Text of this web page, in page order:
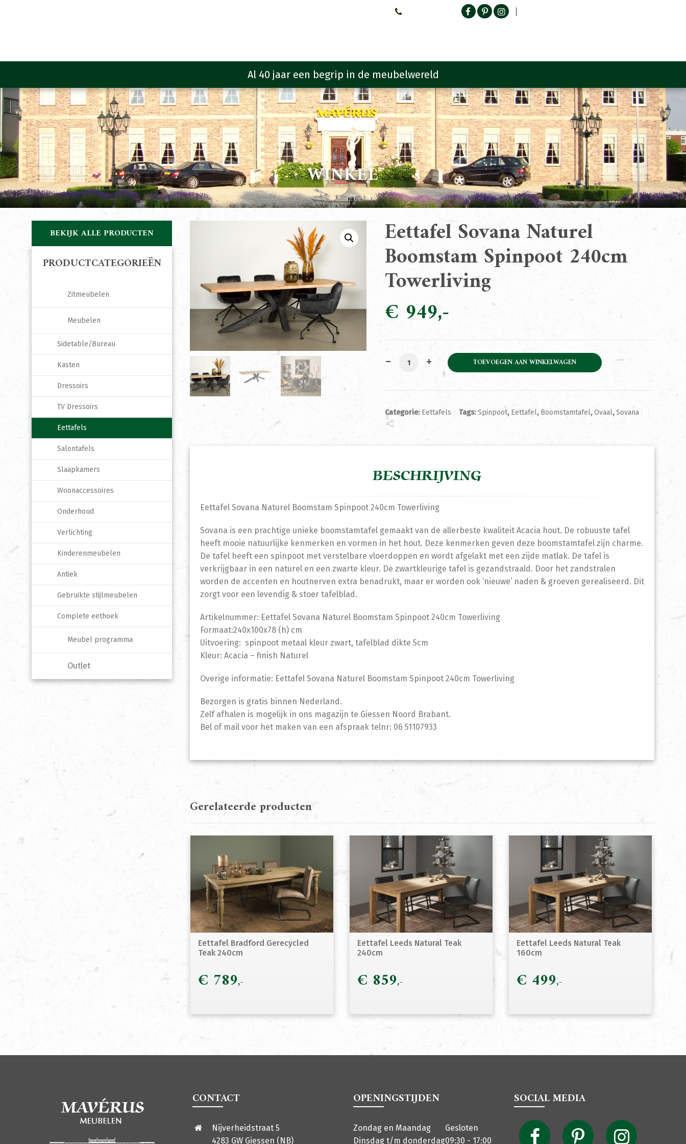
WINKEL
Eettafel Sovana Naturel
Boomstam Spinpoot 240cm
Towerliving
€ 949
Eettafel Sovana Naturel Boomstam Spinpoot 240cm Towerliving aantal
TOEVOEGEN AAN WINKELWAGEN
Categorie: Eettafels Tags:Spinpoot, Eettafel, Boomstamtafel,Ovaal,Sovana
BESCHRIJVING
Eettafel Sovana Naturel Boomstam Spinpoot 240cm Towerliving
Sovana is een prachtige unieke boomstamtafel gemaakt van de allerbeste kwaliteit Acacia hout. De robuuste tafel
heeft mooie natuurlijke kenmerken en vormen in het hout. Deze kenmerken geven deze boomstamtafel zijn charme.
De tafel heeft een spinpoot met verstelbare vloerdoppen en wordt afgelakt met een zijde matlak. De tafel is
verkrijgbaar in een naturel en een zwarte kleur. De zwartkleurige tafel is gezandstraald. Door het zandstralen
worden de accenten en houtnerven extra benadrukt, maar er worden ook ‘nieuwe’ naden & groeven gerealiseerd. Dit
zorgt voor een levendig & stoer tafelblad.
Artikelnummer: Eettafel Sovana Naturel Boomstam Spinpoot 240cm Towerliving
Formaat:240x100x78 (h) cm
Uitvoering: spinpoot metaal kleur zwart, tafelblad dikte 5cm
Kleur: Acacia – finish Naturel
Overige informatie: Eettafel Sovana Naturel Boomstam Spinpoot 240cm Towerliving
Bezorgen is gratis binnen Nederland.
Zelf afhalen is mogelijk in ons magazijn te Giessen Noord Brabant.
Bel of mail voor het maken van een afspraak telnr: 06 51107933
Gerelateerde producten
Eettafel Bradford Gerecycled
Teak 240cm
€ 789
Eettafel Leeds Natural Teak
240cm
€ 859
Eettafel Leeds Natural Teak
160cm
€ 499
BEKIJK ALLE PRODUCTEN
PRODUCTCATEGORIEËN
Zitmeubelen
Meubelen
Sidetable/Bureau
Kasten
Dressoirs
TV Dressoirs
Eettafels
Salontafels
Slaapkamers
Woonaccessoires
Onderhoud
Verlichting
Kinderenmeubelen
Antiek
Gebruikte stijlmeubelen
Complete eethoek
Meubel programma
Outlet
CONTACT
Nijverheidstraat 5
4283 GW Giessen (NB)
OPENINGSTIJDEN
Zondag en Maandag
Gesloten
Dinsdag t/m donderdag09:30 - 17:00
SOCIAL MEDIA